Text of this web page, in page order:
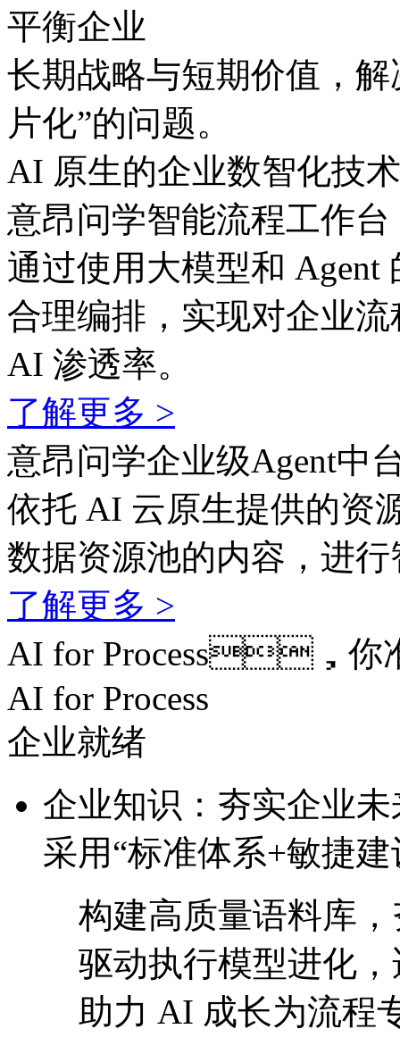
平衡企业
长期战略与短期价值，
片化”的问题。
AI 原生的企业数智化技
意昂问学智能流程工作台
通过使用大模型和 Agent
合理编排，实现对企业
AI 渗透率。
了解更多 >
意昂问学企业级Agent中
依托 AI 云原生提供的资源
数据资源池的内容，
了解更多 >
AI for Process，你
AI for Process
企业就绪
企业知识：夯实企业
采用“标准体系+敏捷
构建高质量语料库
驱动执行模型进化
助力 AI 成长为流程专